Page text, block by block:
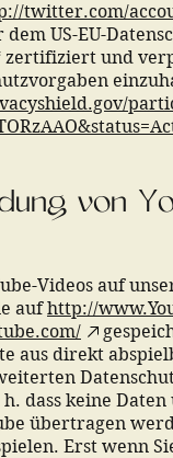
twitter.com/
US-EU-
zertifiziert und
von
Videos auf
aufhttp://
aus direkt
dass keine Daten
übertragen
Erst wenn